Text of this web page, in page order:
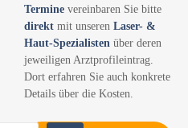
Termine vereinbaren Sie bitte
direkt mit unseren Laser- &
Haut-Spezialisten über deren
jeweiligen Arztprofileintrag.
Dort erfahren Sie auch konkrete
Details über die Kosten.